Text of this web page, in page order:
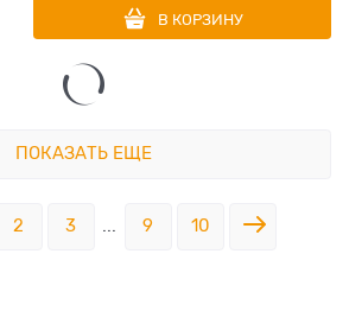
В КОРЗИНУ
ПОКАЗАТЬ ЕЩЕ
2 3 9 10